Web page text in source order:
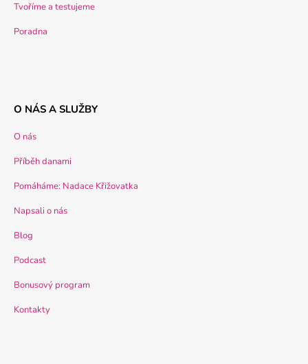
Tvoříme a testujeme
Poradna
O NÁS A SLUŽBY
O nás
Příběh danami
Pomáháme: Nadace Křižovatka
Napsali o nás
Blog
Podcast
Bonusový program
Kontakty